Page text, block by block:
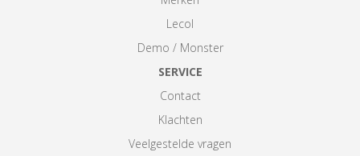
Lecol
Demo / Monster
SERVICE
Contact
Klachten
Veelgestelde vragen